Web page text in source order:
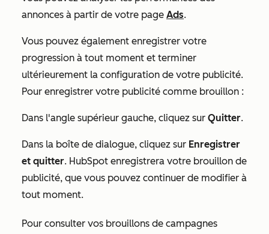
annonces à partir de votre page Ads.
Vous pouvez également enregistrer votre
progression à tout moment et terminer
ultérieurement la configuration de votre publicité.
Pour enregistrer votre publicité comme brouillon :
Dans l'angle supérieur gauche, cliquez sur Quitter.
Dans la boîte de dialogue, cliquez sur Enregistrer
et quitter. HubSpot enregistrera votre brouillon de
publicité, que vous pouvez continuer de modifier à
tout moment.
Pour consulter vos brouillons de campagnes